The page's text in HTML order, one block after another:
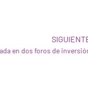
en dos foros de